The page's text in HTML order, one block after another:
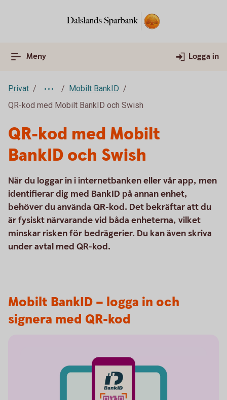
Meny Logga in
Privat
Mobilt BankID
QR-kod med Mobilt BankID och Swish
QR-kod med Mobilt
BankID och Swish
När du loggar in i internetbanken eller vår app, men
identifierar dig med BankID på annan enhet,
behöver du använda QR-kod. Det bekräftar att du
är fysiskt närvarande vid båda enheterna, vilket
minskar risken för bedrägerier. Du kan även skriva
under avtal med QR-kod.
Mobilt BankID – logga in och
signera med QR-kod